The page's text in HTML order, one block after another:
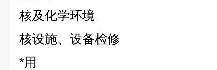
核及化学环境
核设施、设备检修
*用